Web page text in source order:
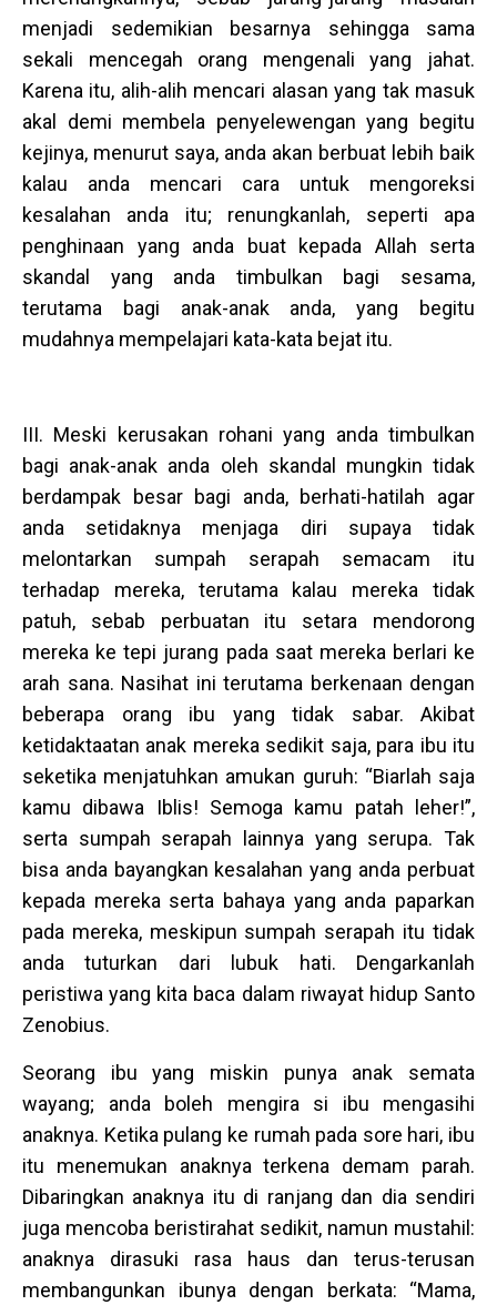
menjadi sedemikian besarnya sehingga sama
sekali mencegah orang mengenali yang jahat.
Karena itu, alih-alih mencari alasan yang tak masuk
akal demi membela penyelewengan yang begitu
kejinya, menurut saya, anda akan berbuat lebih baik
kalau anda mencari cara untuk mengoreksi
kesalahan anda itu; renungkanlah, seperti apa
penghinaan yang anda buat kepada Allah serta
skandal yang anda timbulkan bagi sesama,
terutama bagi anak-anak anda, yang begitu
mudahnya mempelajari kata-kata bejat itu.
III. Meski kerusakan rohani yang anda timbulkan
bagi anak-anak anda oleh skandal mungkin tidak
berdampak besar bagi anda, berhati-hatilah agar
anda setidaknya menjaga diri supaya tidak
melontarkan sumpah serapah semacam itu
terhadap mereka, terutama kalau mereka tidak
patuh, sebab perbuatan itu setara mendorong
mereka ke tepi jurang pada saat mereka berlari ke
arah sana. Nasihat ini terutama berkenaan dengan
beberapa orang ibu yang tidak sabar. Akibat
ketidaktaatan anak mereka sedikit saja, para ibu itu
seketika menjatuhkan amukan guruh: “Biarlah saja
kamu dibawa Iblis! Semoga kamu patah leher!”,
serta sumpah serapah lainnya yang serupa. Tak
bisa anda bayangkan kesalahan yang anda perbuat
kepada mereka serta bahaya yang anda paparkan
pada mereka, meskipun sumpah serapah itu tidak
anda tuturkan dari lubuk hati. Dengarkanlah
peristiwa yang kita baca dalam riwayat hidup Santo
Zenobius.
Seorang ibu yang miskin punya anak semata
wayang; anda boleh mengira si ibu mengasihi
anaknya. Ketika pulang ke rumah pada sore hari, ibu
itu menemukan anaknya terkena demam parah.
Dibaringkan anaknya itu di ranjang dan dia sendiri
juga mencoba beristirahat sedikit, namun mustahil:
anaknya dirasuki rasa haus dan terus-terusan
membangunkan ibunya dengan berkata: “Mama,